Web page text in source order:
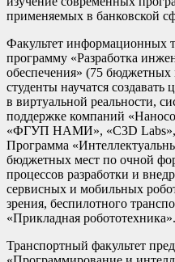
применяемых в банковской
Факультет информационных
программу «Разработка
обеспечения» (75
студенты научатся
в виртуальной реальности,
поддержке компаний
«ФГУП НАМИ», «C3D
Программа
бюджетных мест по очной
процессов разработки и
сервисных и мобильных
зрения, беспилотного
«Прикладная робототехника».
Транспортный факультет